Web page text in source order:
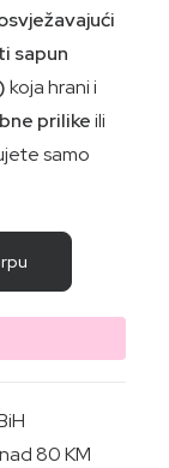
sapun
koja hrani i
prilikeili
samo
80 KM